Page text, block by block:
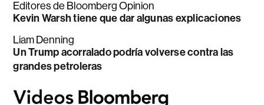
Editores de Bloomberg Opinion
Kevin Warsh tiene que dar algunas explicaciones
Liam Denning
Un Trump acorralado podría volverse contra las
grandes petroleras